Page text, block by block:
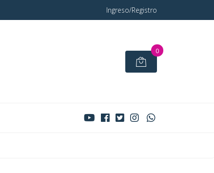
Ingreso/Registro
0